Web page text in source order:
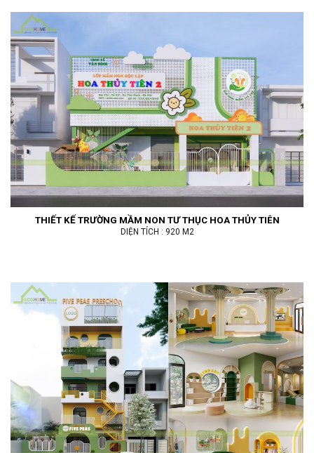
THIẾT KẾ TRƯỜNG MẦM NON TƯ THỤC HOA THỦY TIÊN
DIỆN TÍCH : 920 M2